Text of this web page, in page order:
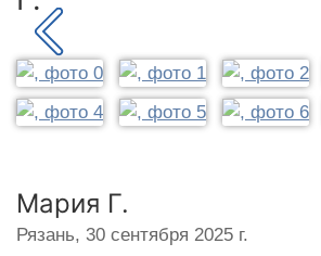
Мария Г.
Рязань, 30 сентября 2025 г.